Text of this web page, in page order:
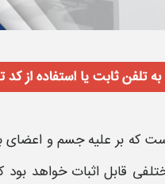
که بر علیه جسم و اعضای
قابل اثبات خواهد بود